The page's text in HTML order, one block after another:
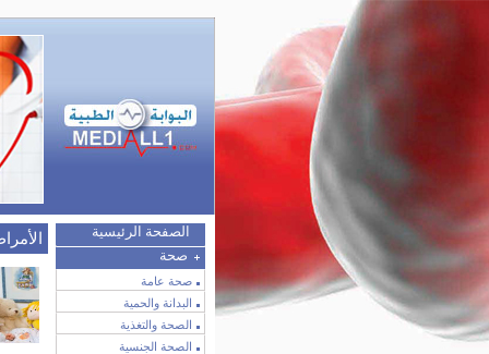
الصفحة الرئيسية
صحة
صحة عامة
البدانة والحمية
الصحة والتغذية
الصحة الجنسية